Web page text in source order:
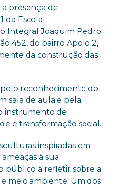
presença de
da Escola
Integral Joaquim Pedro
452, do bairro Apolo 2,
da construção das
reconhecimento do
sala de aula e pela
instrumento de
e transformação social.
inspiradas em
à sua
público a refletir sobre a
meio ambiente. Um dos